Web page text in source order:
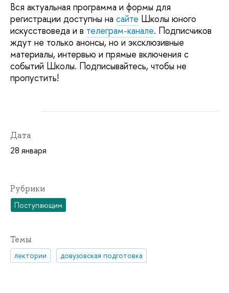
Вся актуальная программа и формы для
регистрации доступны на сайте Школы юного
искусствоведа и в телеграм-канале. Подписчиков
ждут не только анонсы, но и эксклюзивные
материалы, интервью и прямые включения с
событий Школы. Подписывайтесь, чтобы не
пропустить!
Дата
28 января
Рубрики
Поступающим
Темы
лектории довузовская подготовка